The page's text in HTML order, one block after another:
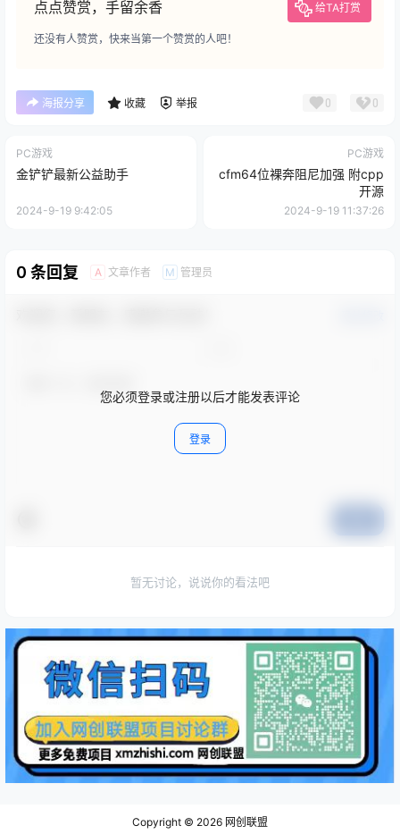
点点赞赏，手留余香 给TA打赏
还没有人赞赏，快来当第一个赞赏的人吧！
海报分享 收藏 举报 0 0
PC游戏
金铲铲最新公益助手
2024-9-19 9:42:05
PC游戏
cfm64位裸奔阻尼加强 附cpp
开源
2024-9-19 11:37:26
0 条回复 A 文章作者 M 管理员
您必须登录或注册以后才能发表评论
登录
暂无讨论，说说你的看法吧
Copyright © 2026 网创联盟